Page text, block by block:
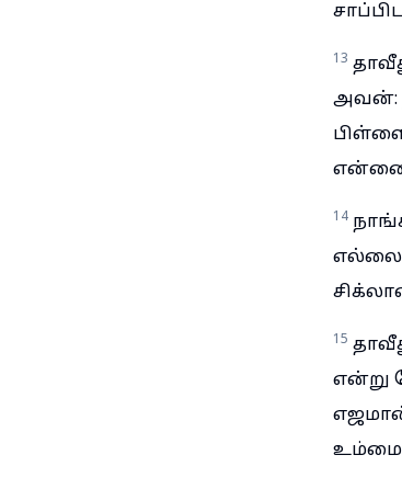
13
அவன்:
14
15
என்று
உம்மை